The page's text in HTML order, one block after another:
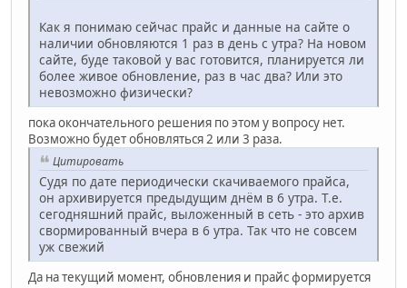
Как я понимаю сейчас прайс и данные на сайте о
наличии обновляются 1 раз в день с утра? На новом
сайте, буде таковой у вас готовится, планируется ли
более живое обновление, раз в час два? Или это
невозможно физически?
пока окончательного решения по этом у вопросу нет.
Возможно будет обновляться 2 или 3 раза.
Цитировать
Судя по дате периодически скачиваемого прайса,
он архивируется предыдущим днём в 6 утра. Т.е.
сегодняшний прайс, выложенный в сеть - это архив
свормированный вчера в 6 утра. Так что не совсем
уж свежий
Да на текущий момент, обновления и прайс формируется